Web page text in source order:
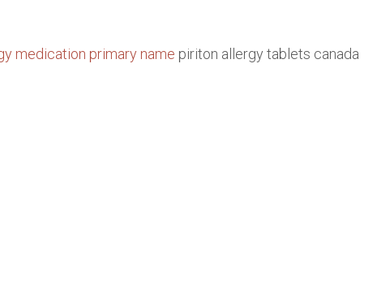
medication primary name piriton allergy tablets canada